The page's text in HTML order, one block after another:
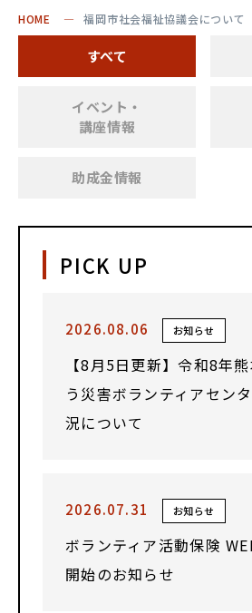
HOME 福岡市社会福祉協議会について
すべて
イベント・
講座情報
助成金情報
PICK UP
2026.08.06 お知らせ
【8月5日更新】令和8年
う災害ボランティアセン
況について
2026.07.31 お知らせ
ボランティア活動保険
開始のお知らせ